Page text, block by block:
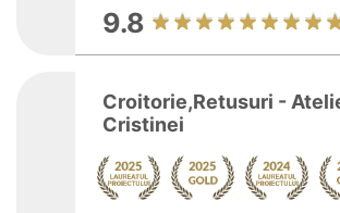
9.8
Croitorie,Retusuri -
Cristinei